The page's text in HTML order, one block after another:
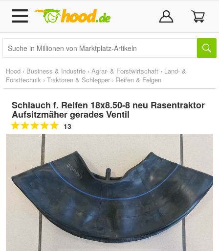
Hood › Business & Industrie › Agrar- & Forstwirtschaft › Land- &
Forsttechnik › Traktoren & Schlepper › Reifen & Felgen
Schlauch f. Reifen 18x8.50-8 neu Rasentraktor
Aufsitzmäher gerades Ventil
13